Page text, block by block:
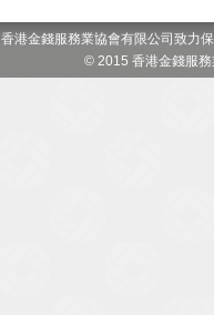
香港金錢服務業協會有限公司致力
© 2015 香港金錢服